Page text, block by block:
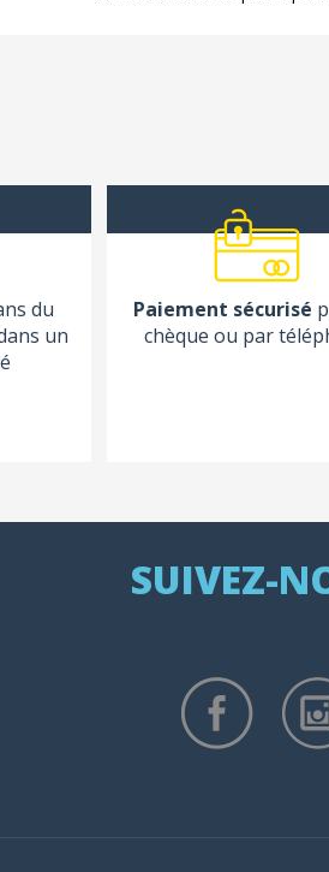
du
un
Paiement sécurisé
chèque ou par
SUIVEZ-